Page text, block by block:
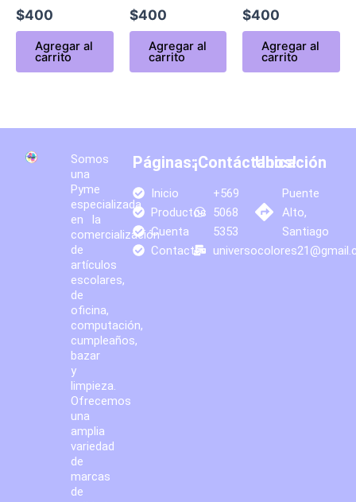
$400
Agregar al
carrito
$400
Agregar al
carrito
$400
Agregar al
carrito
Somos
una
Pyme
especializada
en la
comercialización
de
artículos
escolares,
de
oficina,
computación,
cumpleaños,
bazar
y
limpieza.
Ofrecemos
una
amplia
variedad
de
marcas
de
Páginas:
Inicio
Productos
Cuenta
Contacto
¡Contáctanos!
+569
5068
5353
Ubicación
Puente
Alto,
Santiago